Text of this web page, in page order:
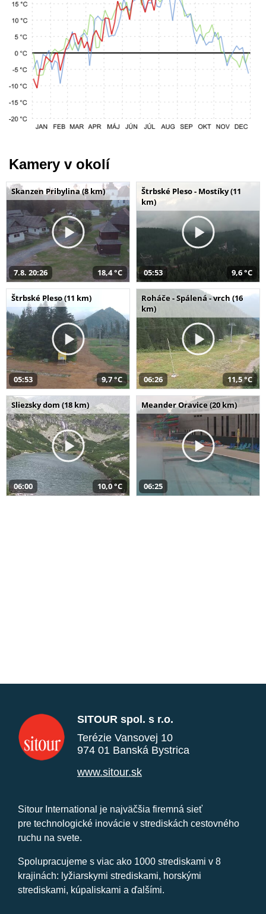
Kamery v okolí
Skanzen Pribylina (8 km)
7.8. 20:26 18,4 °C
Štrbské Pleso - Mostíky (11
km)
05:53 9,6 °C
Štrbské Pleso (11 km)
05:53 9,7 °C
Roháče - Spálená - vrch (16
km)
06:26 11,5 °C
Sliezsky dom (18 km)
06:00 10,0 °C
Meander Oravice (20 km)
06:25
SITOUR spol. s r.o.
Terézie Vansovej 10
974 01 Banská Bystrica
www.sitour.sk
Sitour International je najväčšia firemná sieť
pre technologické inovácie v strediskách cestovného
ruchu na svete.
Spolupracujeme s viac ako 1000 strediskami v 8
krajinách: lyžiarskymi strediskami, horskými
strediskami, kúpaliskami a ďalšími.